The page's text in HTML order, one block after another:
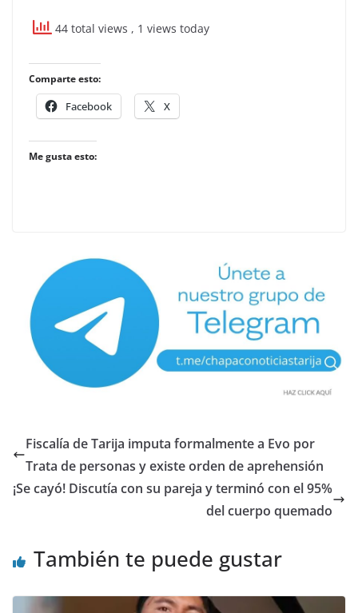
44 total views , 1 views today
Comparte esto:
Facebook X
Me gusta esto:
Fiscalía de Tarija imputa formalmente a Evo por
Trata de personas y existe orden de aprehensión
¡Se cayó! Discutía con su pareja y terminó con el 95%
del cuerpo quemado
También te puede gustar